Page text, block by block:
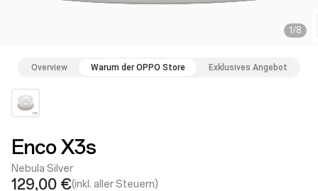
1/8
Overview Warum der OPPO Store Exklusives Angebot
Enco X3s
Nebula Silver
129,00 €(inkl. aller Steuern)